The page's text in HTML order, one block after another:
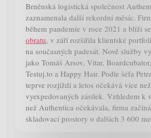
Brněnská logistická společnost
zaznamenala další rekordní měsíc.
během pandemie v roce 2021 a blíží se
obratu, v září rozšířila klientské
na současných padesát. Nově služby
jako Tomáš Arsov, Vitar,
Testuj.to a Happy Hair. Podle šéfa
teprve rozjíždí a letos očekává více
vyexpedovaných zásilek. Vzhledem k
než Authentica očekávala, firma
skladovací prostory o dalších 3 600